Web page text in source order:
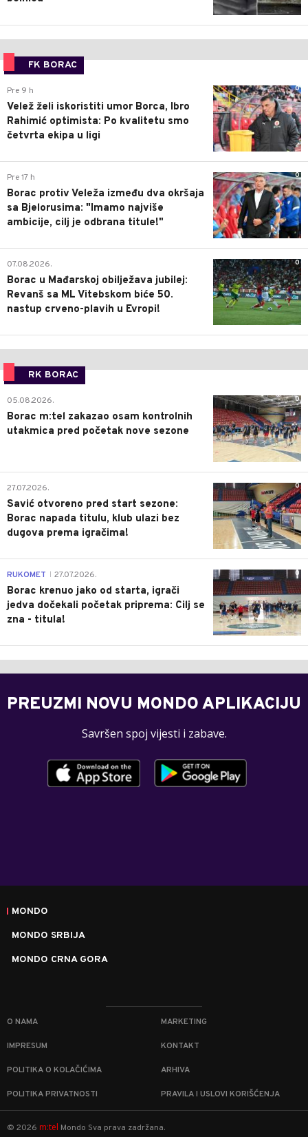
FK BORAC
0
Pre 9 h
Velež želi iskoristiti umor Borca, Ibro
Rahimić optimista: Po kvalitetu smo
četvrta ekipa u ligi
0
Pre 17 h
Borac protiv Veleža između dva okršaja
sa Bjelorusima: "Imamo najviše
ambicije, cilj je odbrana titule!"
0
07.08.2026.
Borac u Mađarskoj obilježava jubilej:
Revanš sa ML Vitebskom biće 50.
nastup crveno-plavih u Evropi!
RK BORAC
0
05.08.2026.
Borac m:tel zakazao osam kontrolnih
utakmica pred početak nove sezone
0
27.07.2026.
Savić otvoreno pred start sezone:
Borac napada titulu, klub ulazi bez
dugova prema igračima!
0
RUKOMET 27.07.2026.
Borac krenuo jako od starta, igrači
jedva dočekali početak priprema: Cilj se
zna - titula!
PREUZMI NOVU MONDO APLIKACIJU
Savršen spoj vijesti i zabave.
MONDO
MONDO SRBIJA
MONDO CRNA GORA
O NAMA MARKETING
IMPRESUM KONTAKT
POLITIKA O KOLAČIĆIMA ARHIVA
POLITIKA PRIVATNOSTI PRAVILA I USLOVI KORIŠĆENJA
© 2026 m:tel Mondo Sva prava zadržana.